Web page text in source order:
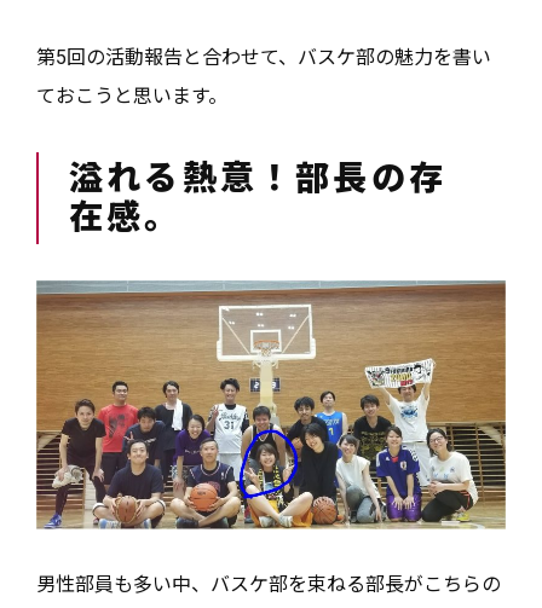
第5回の活動報告と合わせて、バスケ部の魅力を書い
ておこうと思います。
溢れる熱意！部長の存
在感。
男性部員も多い中、バスケ部を束ねる部長がこちらの